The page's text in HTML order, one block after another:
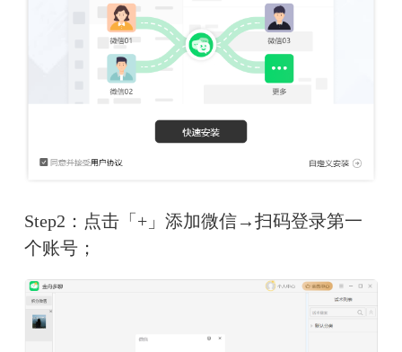
Step2：点击「+」添加微信→扫码登录第一
个账号；